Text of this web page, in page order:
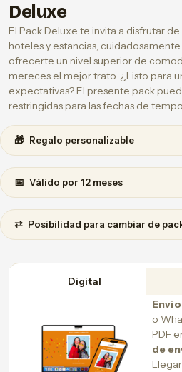
Deluxe
El Pack Deluxe te invita a disfrutar
hoteles y estancias,
ofrecerte un nivel superior de
mereces el mejor trato. ¿Listo para
expectativas? El presente pack
restringidas para las fechas de
🎁 Regalo personalizable
📅 Válido por 12 meses
⇄ Posibilidad para cambiar de
Digital
o
PDF
de